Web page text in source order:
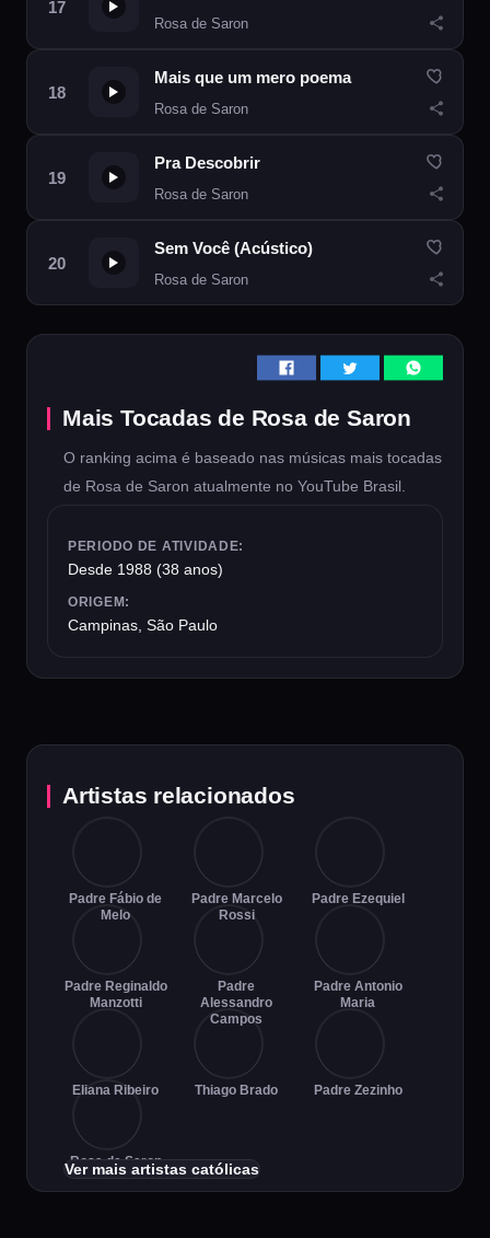
Rosa de Saron
Mais que um mero poema
Rosa de Saron
Pra Descobrir
Rosa de Saron
Sem Você (Acústico)
Rosa de Saron
Artistas relacionados
Padre Fábio de
Melo
Padre Marcelo
Rossi
Padre Ezequiel
Padre Reginaldo
Manzotti
Padre
Alessandro
Campos
Padre Antonio
Maria
Eliana Ribeiro Thiago Brado Padre Zezinho
Rosa de Saron
Ver mais artistas católicas
Mais Tocadas de Rosa de Saron
O ranking acima é baseado nas músicas mais tocadas
de Rosa de Saron atualmente no YouTube Brasil.
PERIODO DE ATIVIDADE:
Desde 1988 (38 anos)
ORIGEM:
Campinas, São Paulo